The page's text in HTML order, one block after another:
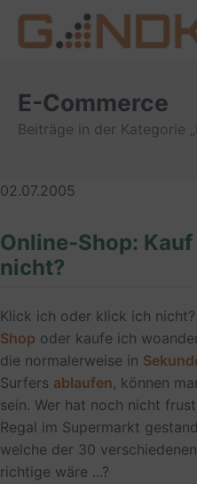
E-Commerce
Beiträge in der Kategorie
02.07.2005
Online-Shop:
nicht?
Klick ich oder klick ich
Shop oder kaufe ich
die normalerweise in
Surfers ablaufen, können
sein. Wer hat noch nicht
Regal im Supermarkt
welche der 30
richtige wäre ...?